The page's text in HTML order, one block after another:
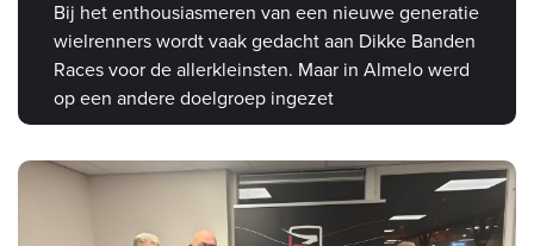
Bij het enthousiasmeren van een nieuwe generatie
wielrenners wordt vaak gedacht aan Dikke Banden
Races voor de allerkleinsten. Maar in Almelo werd
op een andere doelgroep ingezet